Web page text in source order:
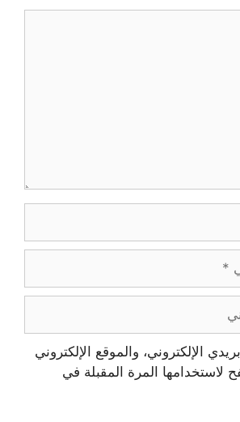
الإلكتروني، والموقع الإلكتروني
لاستخدامها المرة المقبلة في